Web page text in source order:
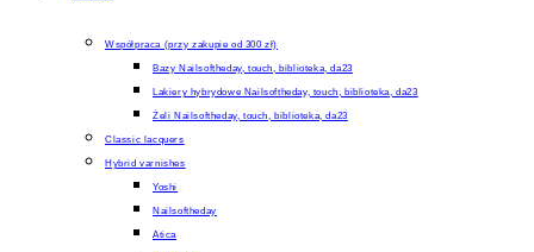
Współpraca (przy zakupie od 300 zł)
Bazy Nailsoftheday, touch, biblioteka, da23
Lakiery hybrydowe Nailsoftheday, touch, biblioteka, da23
Żeli Nailsoftheday, touch, biblioteka, da23
Classic lacquers
Hybrid varnishes
Yoshi
Nailsoftheday
Atica